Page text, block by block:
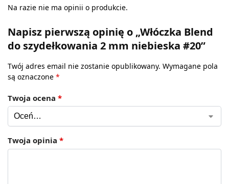
Na razie nie ma opinii o produkcie.
Napisz pierwszą opinię o „Włóczka Blend
do szydełkowania 2 mm niebieska #20”
Twój adres email nie zostanie opublikowany. Wymagane pola
są oznaczone *
Twoja ocena *
Twoja opinia *